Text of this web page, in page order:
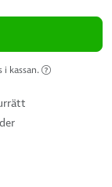
kassan.